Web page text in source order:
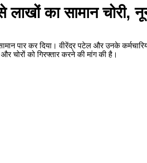
लाखों का सामान
पार कर दिया। वीरेंद्र पटेल और उनके
चोरों को गिरफ्तार करने की मांग की है।